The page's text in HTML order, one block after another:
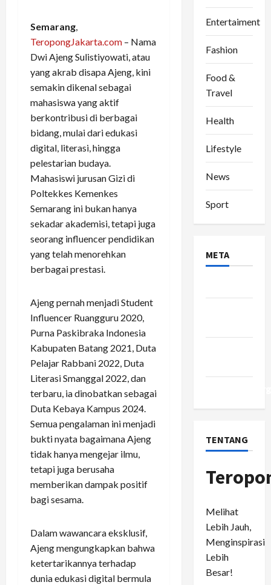
Semarang,
TeropongJakarta.com – Nama
Dwi Ajeng Sulistiyowati, atau
yang akrab disapa Ajeng, kini
semakin dikenal sebagai
mahasiswa yang aktif
berkontribusi di berbagai
bidang, mulai dari edukasi
digital, literasi, hingga
pelestarian budaya.
Mahasiswi jurusan Gizi di
Poltekkes Kemenkes
Semarang ini bukan hanya
sekadar akademisi, tetapi juga
seorang influencer pendidikan
yang telah menorehkan
berbagai prestasi.
Ajeng pernah menjadi Student
Influencer Ruangguru 2020,
Purna Paskibraka Indonesia
Kabupaten Batang 2021, Duta
Pelajar Rabbani 2022, Duta
Literasi Smanggal 2022, dan
terbaru, ia dinobatkan sebagai
Duta Kebaya Kampus 2024.
Semua pengalaman ini menjadi
bukti nyata bagaimana Ajeng
tidak hanya mengejar ilmu,
tetapi juga berusaha
memberikan dampak positif
bagi sesama.
Dalam wawancara eksklusif,
Ajeng mengungkapkan bahwa
ketertarikannya terhadap
dunia edukasi digital bermula
Entertaiment
Fashion
Food &
Travel
Health
Lifestyle
News
Sport
META
TENTANG
Melihat
Lebih Jauh,
Menginspirasi
Lebih
Besar!